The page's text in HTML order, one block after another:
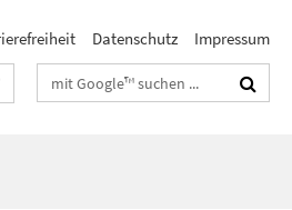
Datenschutz Impressum
Suchbegriffe